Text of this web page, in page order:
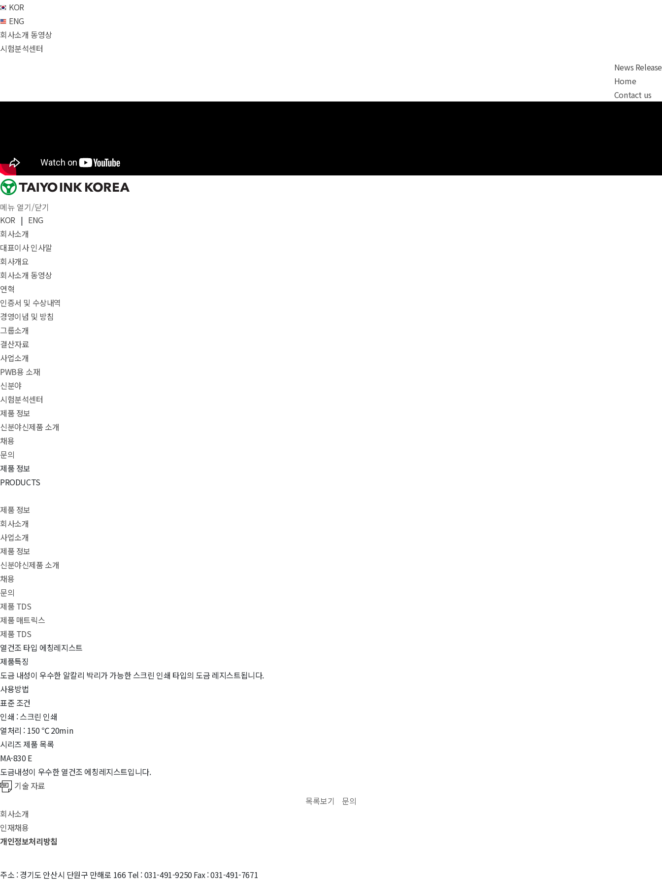
KOR
ENG
회사소개 동영상
시험분석센터
News Release
Home
Contact us
메뉴 열기/닫기
KOR | ENG
회사소개
대표이사 인사말
회사개요
회사소개 동영상
연혁
인증서 및 수상내역
경영이념 및 방침
그룹소개
결산자료
사업소개
PWB용 소재
신분야
시험분석센터
제품 정보
신분야신제품 소개
채용
문의
제품 정보
PRODUCTS
제품 정보
회사소개
사업소개
제품 정보
신분야신제품 소개
채용
문의
제품 TDS
제품 매트릭스
제품 TDS
열건조 타입 에칭레지스트
제품특징
도금 내성이 우수한 알칼리 박리가 가능한 스크린 인쇄 타입의 도금 레지스트됩니다.
사용방법
표준 조건
인쇄 : 스크린 인쇄
열처리 : 150 ℃ 20min
시리즈 제품 목록
MA-830 E
도금내성이 우수한 열건조 에칭레지스트입니다.
기술 자료
목록보기
문의
회사소개
인재채용
개인정보처리방침
주소 : 경기도 안산시 단원구 만해로 166 Tel : 031-491-9250 Fax : 031-491-7671